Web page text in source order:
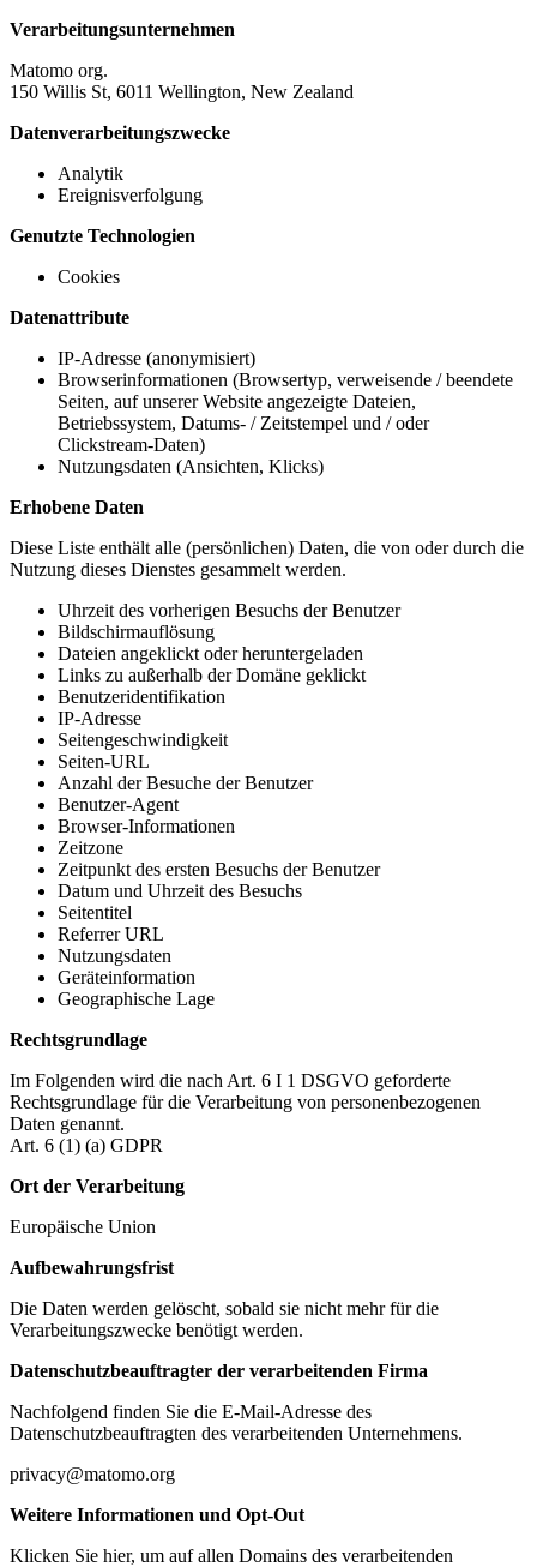
Verarbeitungsunternehmen
Matomo org.
150 Willis St, 6011 Wellington, New Zealand
Datenverarbeitungszwecke
Analytik
Ereignisverfolgung
Genutzte Technologien
Cookies
Datenattribute
IP-Adresse (anonymisiert)
Browserinformationen (Browsertyp, verweisende / beendete
Seiten, auf unserer Website angezeigte Dateien,
Betriebssystem, Datums- / Zeitstempel und / oder
Clickstream-Daten)
Nutzungsdaten (Ansichten, Klicks)
Erhobene Daten
Diese Liste enthält alle (persönlichen) Daten, die von oder durch die
Nutzung dieses Dienstes gesammelt werden.
Uhrzeit des vorherigen Besuchs der Benutzer
Bildschirmauflösung
Dateien angeklickt oder heruntergeladen
Links zu außerhalb der Domäne geklickt
Benutzeridentifikation
IP-Adresse
Seitengeschwindigkeit
Seiten-URL
Anzahl der Besuche der Benutzer
Benutzer-Agent
Browser-Informationen
Zeitzone
Zeitpunkt des ersten Besuchs der Benutzer
Datum und Uhrzeit des Besuchs
Seitentitel
Referrer URL
Nutzungsdaten
Geräteinformation
Geographische Lage
Rechtsgrundlage
Im Folgenden wird die nach Art. 6 I 1 DSGVO geforderte
Rechtsgrundlage für die Verarbeitung von personenbezogenen
Daten genannt.
Art. 6 (1) (a) GDPR
Ort der Verarbeitung
Europäische Union
Aufbewahrungsfrist
Die Daten werden gelöscht, sobald sie nicht mehr für die
Verarbeitungszwecke benötigt werden.
Datenschutzbeauftragter der verarbeitenden Firma
Nachfolgend finden Sie die E-Mail-Adresse des
Datenschutzbeauftragten des verarbeitenden Unternehmens.
privacy@matomo.org
Weitere Informationen und Opt-Out
Klicken Sie hier, um auf allen Domains des verarbeitenden